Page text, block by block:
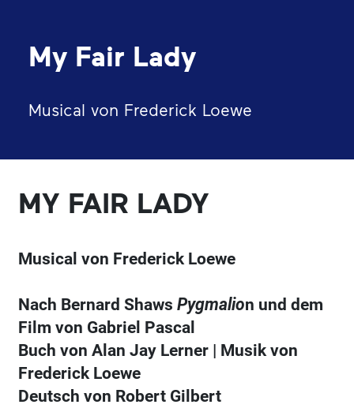
My Fair Lady
Musical von Frederick Loewe
MY FAIR LADY
Musical von Frederick Loewe
Nach Bernard ShawsPygmalion und dem
Film von Gabriel Pascal
Buch von Alan Jay Lerner | Musik von
Frederick Loewe
Deutsch von Robert Gilbert